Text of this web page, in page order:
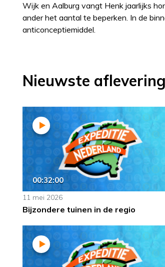
Wijk en Aalburg vangt Henk jaarlijks
ander het aantal te beperken. In de
anticonceptiemiddel.
Nieuwste
00:32:00
11 mei 2026
Bijzondere tuinen in de regio